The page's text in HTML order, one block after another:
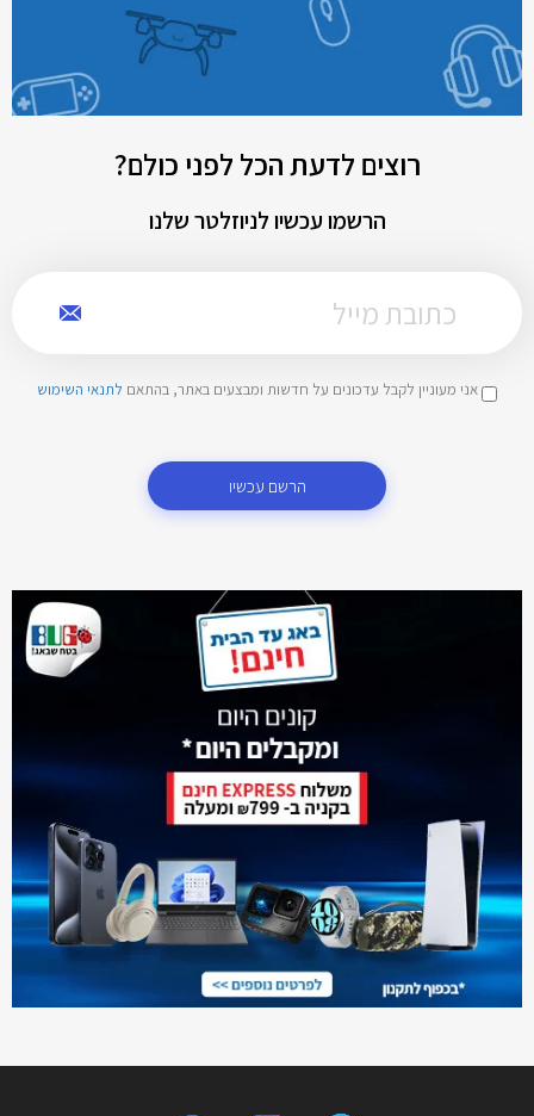
רוצים לדעת הכל לפני כולם?
הרשמו עכשיו לניוזלטר שלנו
אני מעוניין לקבל עדכונים על חדשות ומבצעים באתר, בהתאם לתנאי השימוש
הרשם עכשיו